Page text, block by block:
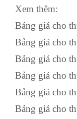
Xem thêm:
Bảng giá cho
Bảng giá cho
Bảng giá cho
Bảng giá cho
Bảng giá cho
Bảng giá cho